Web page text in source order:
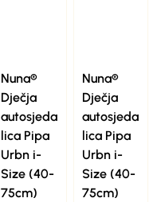
Nuna®
Dječja
autosjeda
lica Pipa
Urbn i-
Size (40-
75cm)
Nuna®
Dječja
autosjeda
lica Pipa
Urbn i-
Size (40-
75cm)